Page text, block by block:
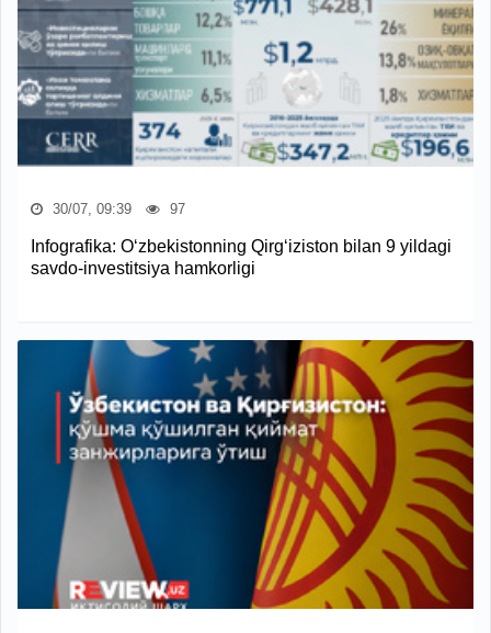
30/07, 09:39 97
Infografika: O‘zbekistonning Qirg‘iziston bilan 9 yildagi
savdo-investitsiya hamkorligi